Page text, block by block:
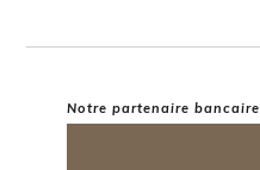
Notre partenaire bancaire